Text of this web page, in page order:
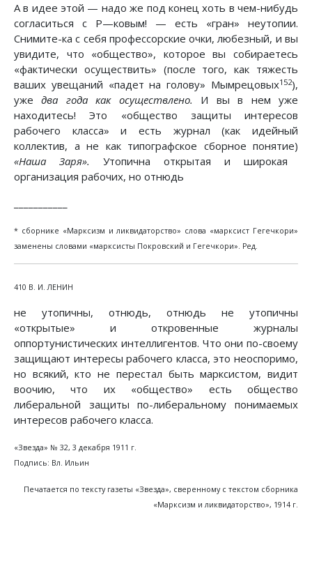
А в идее этой — надо же под конец хоть в чем-нибудь
согласиться с Ρ—ковым! — есть «гран» неутопии.
Снимите-ка с себя профессорские очки, любезный, и вы
увидите, что «общество», которое вы собираетесь
«фактически осуществить» (после того, как тяжесть
ваших увещаний «падет на голову» Мымрецовых152),
ужедва года как осуществлено. И вы в нем уже
находитесь! Это «общество защиты интересов
рабочего класса» и есть журнал (как идейный
коллектив, а не как типографское сборное понятие)
«Наша Заря». Утопична открытая и широкая
организация рабочих, но отнюдь
* сборнике «Марксизм и ликвидаторство» слова «марксист Гегечкори»
заменены словами «марксисты Покровский и Гегечкори». Ред.
410 В. И. ЛЕНИН
не утопичны, отнюдь, отнюдь не утопичны
«открытые» и откровенные журналы
оппортунистических интеллигентов. Что они по-своему
защищают интересы рабочего класса, это неоспоримо,
но всякий, кто не перестал быть марксистом, видит
воочию, что их «общество» есть общество
либеральной защиты по-либеральному понимаемых
интересов рабочего класса.
«Звезда» № 32, 3 декабря 1911 г.
Подпись: Вл. Ильин
Печатается по тексту газеты «Звезда», сверенному с текстом сборника
«Марксизм и ликвидаторство», 1914 г.